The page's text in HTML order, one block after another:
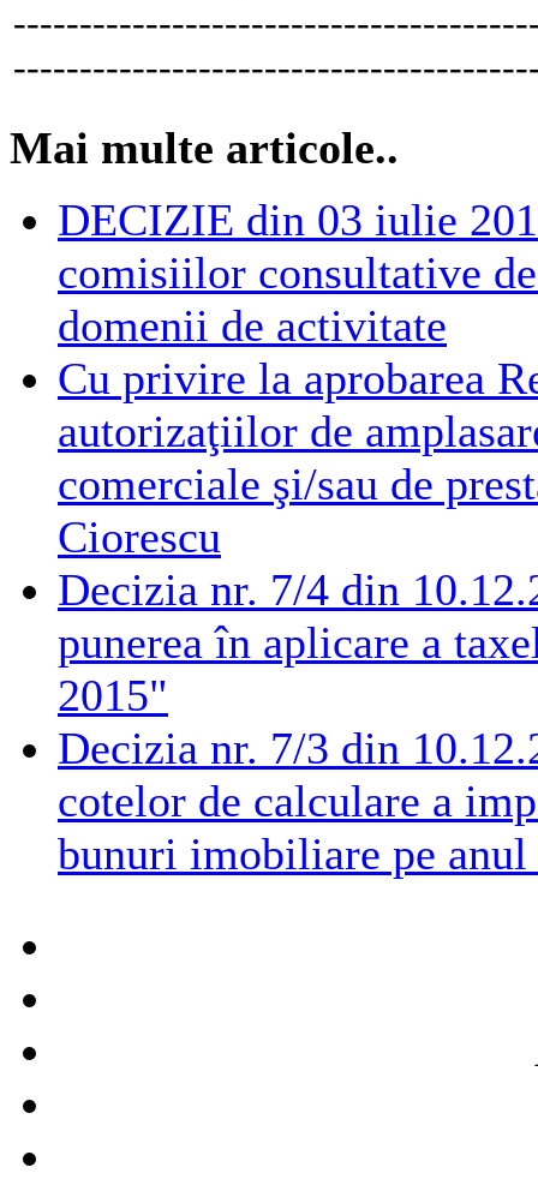
Mai multe articole..
DECIZIE din 03 iulie
comisiilor consultative
domenii de activitate
Cu privire la aprobarea
autorizaţiilor de
comerciale şi/sau de
Ciorescu
Decizia nr. 7/4 din
punerea în aplicare a
2015"
Decizia nr. 7/3 din
cotelor de calculare a
bunuri imobiliare pe